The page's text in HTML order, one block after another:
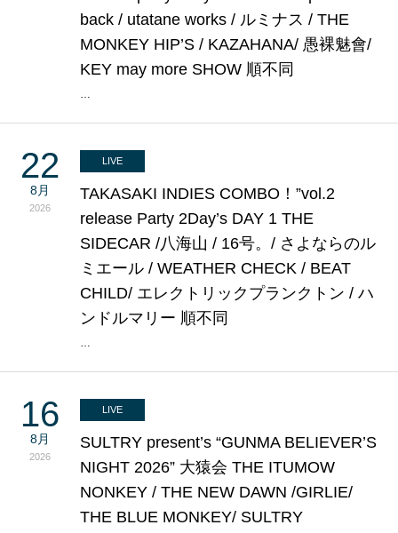
back / utatane works / ルミナス / THE
MONKEY HIP’S / KAZAHANA/ 愚裸魅會/
KEY may more SHOW 順不同
…
22
8月
2026
LIVE
TAKASAKI INDIES COMBO！”vol.2
release Party 2Day’s DAY 1 THE
SIDECAR /八海山 / 16号。/ さよならのル
ミエール / WEATHER CHECK / BEAT
CHILD/ エレクトリックプランクトン / ハ
ンドルマリー 順不同
…
16
8月
2026
LIVE
SULTRY present’s “GUNMA BELIEVER’S
NIGHT 2026” 大猿会 THE ITUMOW
NONKEY / THE NEW DAWN /GIRLIE/
THE BLUE MONKEY/ SULTRY